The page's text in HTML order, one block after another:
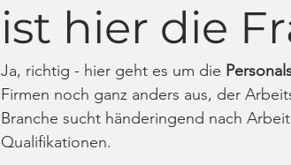
ist hier die
Ja, richtig - hier geht es um die
Firmen noch ganz anders aus, der
Branche sucht händeringend nach
Qualifikationen.